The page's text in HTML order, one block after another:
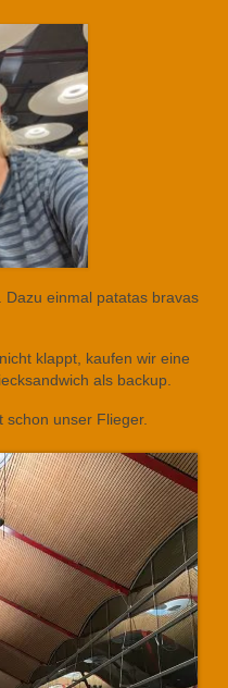
einmal patatas bravas
klappt, kaufen wir eine
als backup.
unser Flieger.